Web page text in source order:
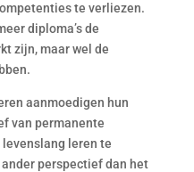
te verliezen.
diploma’s de
zijn, maar wel de
aanmoedigen hun
van permanente
leren te
perspectief dan het